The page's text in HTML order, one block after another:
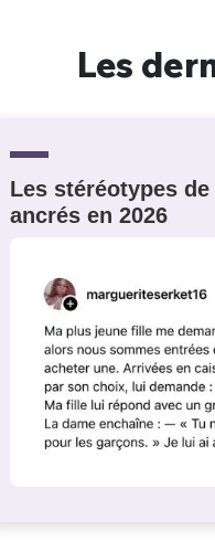
Les
Les stéréotypes
ancrés en 2026
Un